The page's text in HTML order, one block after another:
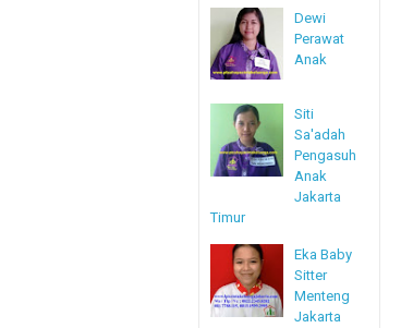
Dewi
Perawat
Anak
Siti
Sa'adah
Pengasuh
Anak
Jakarta
Timur
Eka Baby
Sitter
Menteng
Jakarta